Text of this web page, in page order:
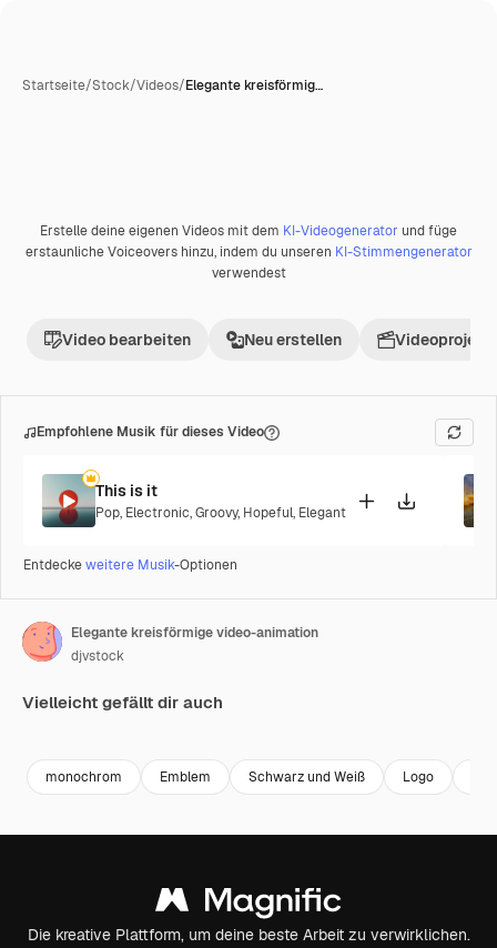
Startseite/Stock/Videos/Elegante kreisförmig…
Premium
Erstelle deine eigenen Videos mit dem KI-Videogenerator und füge
erstaunliche Voiceovers hinzu, indem du unseren KI-Stimmengenerator
verwendest
Video bearbeiten Neu erstellen Videoprojekt
Empfohlene Musik für dieses Video
This is it
Pop, Electronic,Groovy, Hopeful, Elegant
Entdeckeweitere Musik-Optionen
Elegante kreisförmige video-animation
djvstock
Vielleicht gefällt dir auch
monochrom Emblem Schwarz und Weiß Logo
Die kreative Plattform, um deine beste Arbeit zu verwirklichen.